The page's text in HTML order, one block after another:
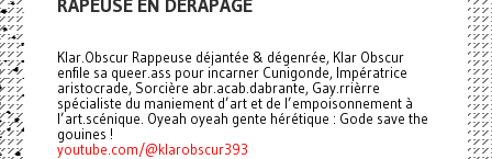
RAPEUSE EN DÉRAPAGE
Klar.Obscur Rappeuse déjantée & dégenrée, Klar Obscur
enfile sa queer.ass pour incarner Cunigonde, Impératrice
aristocrade, Sorcière abr.acab.dabrante, Gay.rrièrre
spécialiste du maniement d’art et de l’empoisonnement à
l’art.scénique. Oyeah oyeah gente hérétique : Gode save the
gouines !
youtube.com/@klarobscur393